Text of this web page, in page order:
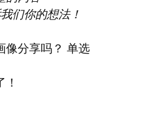
们你的想法！
像分享吗？ 单选